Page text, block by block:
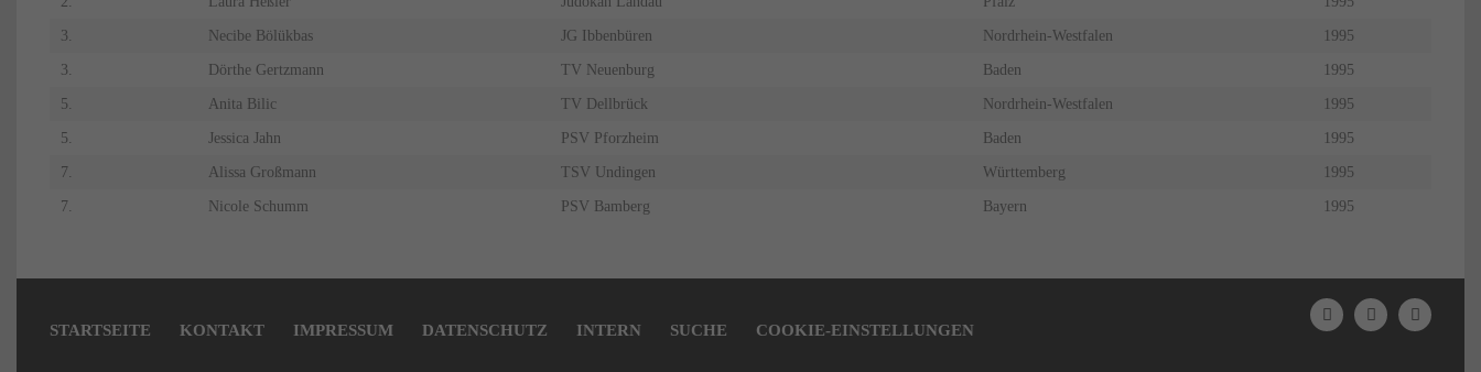
3. Necibe Bölükbas JG Ibbenbüren Nordrhein-Westfalen 1995
3. Dörthe Gertzmann TV Neuenburg Baden 1995
5. Anita Bilic TV Dellbrück Nordrhein-Westfalen 1995
5. Jessica Jahn PSV Pforzheim Baden 1995
7. Alissa Großmann TSV Undingen Württemberg 1995
7. Nicole Schumm PSV Bamberg Bayern 1995
STARTSEITE KONTAKT IMPRESSUM DATENSCHUTZ INTERN SUCHE COOKIE-EINSTELLUNGEN